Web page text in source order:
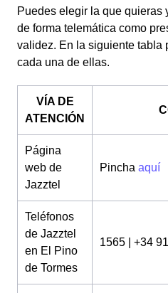
Puedes elegir la que quieras
de forma telemática como
validez. En la siguiente tabla
cada una de ellas.
VÍA DE
ATENCIÓN
Página
web de
Jazztel
Pincha aquí
Teléfonos
de Jazztel
en El Pino
de Tormes
1565 | +34